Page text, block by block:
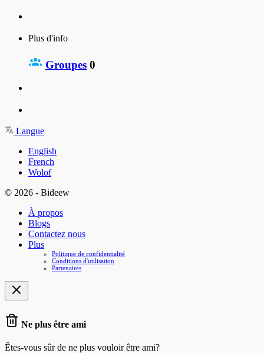
Plus d'info
Groupes 0
Langue
English
French
Wolof
© 2026 - Bideew
À propos
Blogs
Contactez nous
Plus
Politique de confidentialité
Conditions d'utilisation
Partenaires
Ne plus être ami
Êtes-vous sûr de ne plus vouloir être ami?